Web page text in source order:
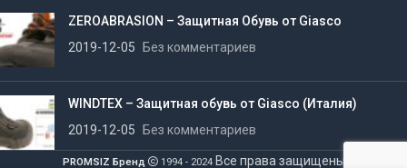
ZEROABRASION – Защитная Обувь от Giasco
2019-12-05
Без комментариев
WINDTEX – Защитная обувь от Giasco (Италия)
2019-12-05
Без комментариев
PROMSIZ Бренд 1994 - 2024Все права защищены